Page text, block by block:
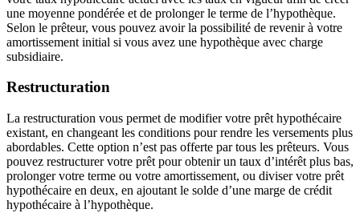
une moyenne pondérée et de prolonger le terme de l’hypothèque.
Selon le prêteur, vous pouvez avoir la possibilité de revenir à votre
amortissement initial si vous avez une hypothèque avec charge
subsidiaire.
Restructuration
La restructuration vous permet de modifier votre prêt hypothécaire
existant, en changeant les conditions pour rendre les versements plus
abordables. Cette option n’est pas offerte par tous les prêteurs. Vous
pouvez restructurer votre prêt pour obtenir un taux d’intérêt plus bas,
prolonger votre terme ou votre amortissement, ou diviser votre prêt
hypothécaire en deux, en ajoutant le solde d’une marge de crédit
hypothécaire à l’hypothèque.